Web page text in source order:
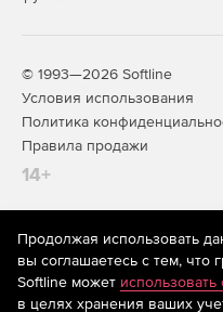
Конвертация политик
младших версий на
Выполнение на VPN-
© 1993—2026 Softline
Условия использования
Политика
Правила продажи
14+
На информационном
рекомендательные
предоставления
систематизации и анализа
Продолжая использовать
вы соглашаетесь с тем, что
Softline может
в целях хранения ваших